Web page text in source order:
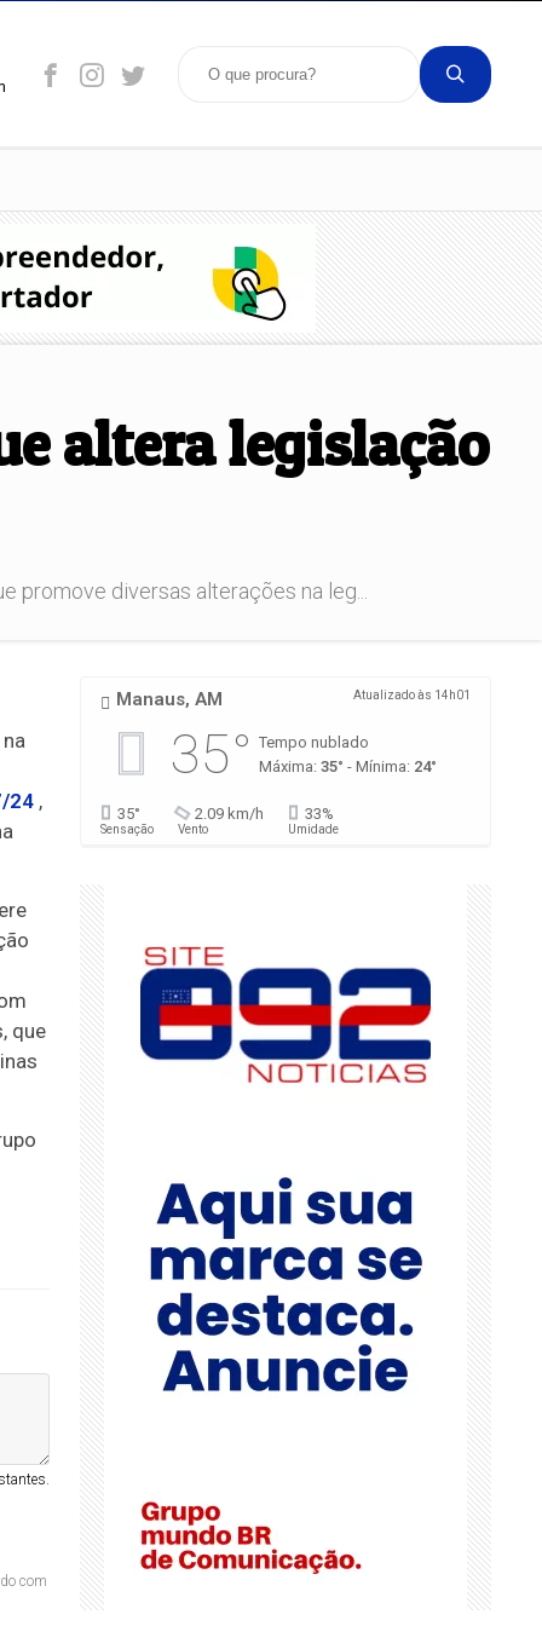
altera legislação
promove diversas alterações na leg...
24,
que
com
Manaus, AM Atualizado às 14h01
35°
Tempo nublado
Máxima:35° - Mínima: 24°
35°
Sensação
2.09 km/h
Vento
33%
Umidade